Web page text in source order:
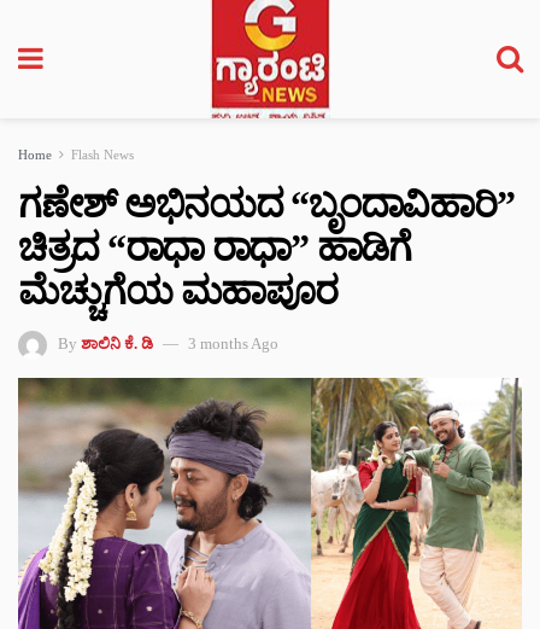
Home Flash News
ಗಣೇಶ್ ಅಭಿನಯದ “ಬೃಂದಾವಿಹಾರಿ”
ಚಿತ್ರದ “ರಾಧಾ ರಾಧಾ” ಹಾಡಿಗೆ
ಮೆಚ್ಚುಗೆಯ ಮಹಾಪೂರ
By ಶಾಲಿನಿ ಕೆ. ಡಿ 3 months Ago